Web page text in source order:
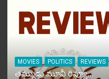
MOVIES POLITICS REVIEWS
తమ్ముడు మూవీ రివ్యూ…